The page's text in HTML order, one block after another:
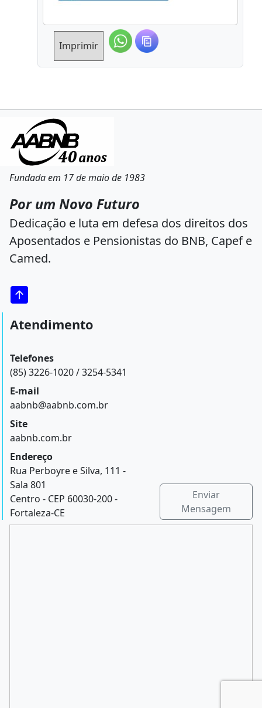
Imprimir
Fundada em 17 de maio de 1983
Por um Novo Futuro
Dedicação e luta em defesa dos direitos dos
Aposentados e Pensionistas do BNB, Capef e
Camed.
Atendimento
Telefones
(85) 3226-1020 / 3254-5341
E-mail
aabnb@aabnb.com.br
Site
aabnb.com.br
Endereço
Rua Perboyre e Silva, 111 -
Sala 801
Centro - CEP 60030-200 -
Fortaleza-CE
Enviar
Mensagem